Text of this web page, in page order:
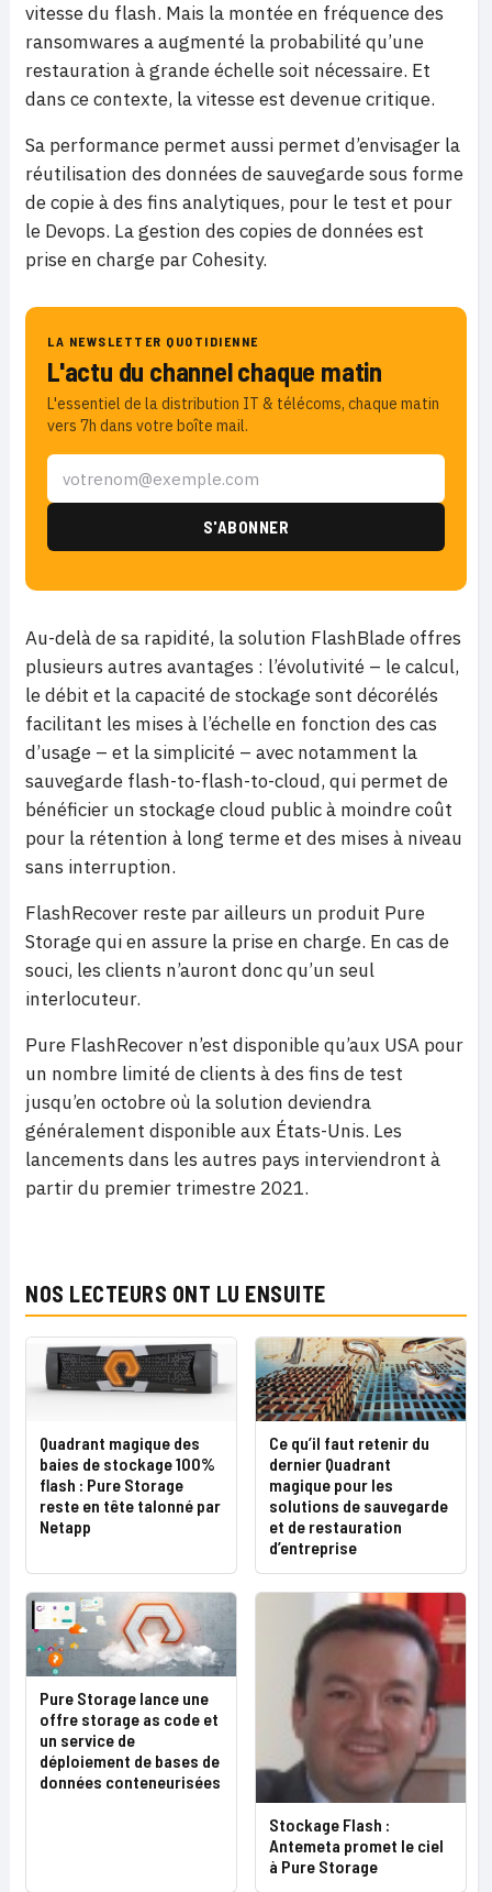
vitesse du flash. Mais la montée en fréquence des
ransomwares a augmenté la probabilité qu’une
restauration à grande échelle soit nécessaire. Et
dans ce contexte, la vitesse est devenue critique.
Sa performance permet aussi permet d’envisager la
réutilisation des données de sauvegarde sous forme
de copie à des fins analytiques, pour le test et pour
le Devops. La gestion des copies de données est
prise en charge par Cohesity.
LA NEWSLETTER QUOTIDIENNE
L'actu du channel chaque matin
L'essentiel de la distribution IT & télécoms, chaque matin
vers 7h dans votre boîte mail.
Au-delà de sa rapidité, la solution FlashBlade offres
plusieurs autres avantages : l’évolutivité – le calcul,
le débit et la capacité de stockage sont décorélés
facilitant les mises à l’échelle en fonction des cas
d’usage – et la simplicité – avec notamment la
sauvegarde flash-to-flash-to-cloud, qui permet de
bénéficier un stockage cloud public à moindre coût
pour la rétention à long terme et des mises à niveau
sans interruption.
FlashRecover reste par ailleurs un produit Pure
Storage qui en assure la prise en charge. En cas de
souci, les clients n’auront donc qu’un seul
interlocuteur.
Pure FlashRecover n’est disponible qu’aux USA pour
un nombre limité de clients à des fins de test
jusqu’en octobre où la solution deviendra
généralement disponible aux États-Unis. Les
lancements dans les autres pays interviendront à
partir du premier trimestre 2021.
NOS LECTEURS ONT LU ENSUITE
Quadrant magique des
baies de stockage 100%
flash : Pure Storage
reste en tête talonné par
Netapp
Ce qu’il faut retenir du
dernier Quadrant
magique pour les
solutions de sauvegarde
et de restauration
d’entreprise
Pure Storage lance une
offre storage as code et
un service de
déploiement de bases de
données conteneurisées
Stockage Flash :
Antemeta promet le ciel
à Pure Storage